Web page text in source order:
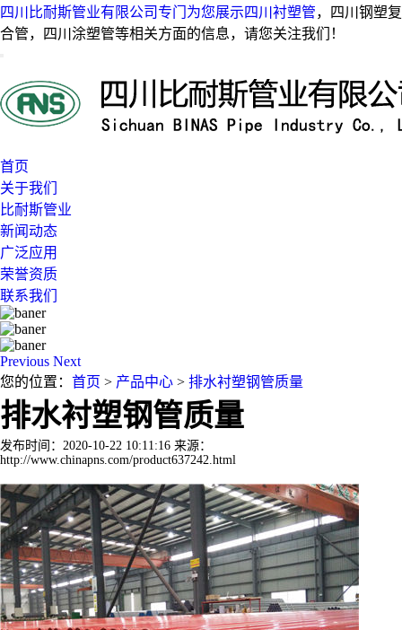
四川比耐斯管业有限公司专门为您展示四川衬塑管，四川钢塑复
合管，四川涂塑管等相关方面的信息，请您关注我们！
首页
关于我们
比耐斯管业
新闻动态
广泛应用
荣誉资质
联系我们
Previous Next
您的位置： 首页 > 产品中心 > 排水衬塑钢管质量
排水衬塑钢管质量
发布时间：2020-10-22 10:11:16 来源：
http://www.chinapns.com/product637242.html